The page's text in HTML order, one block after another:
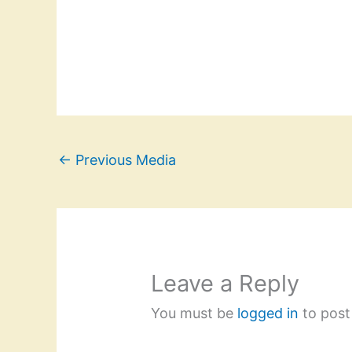
← Previous Media
Leave a Reply
You must be logged in to